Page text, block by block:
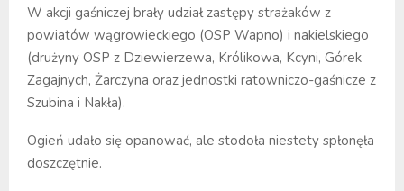
W akcji gaśniczej brały udział zastępy strażaków z
powiatów wągrowieckiego (OSP Wapno) i nakielskiego
(drużyny OSP z Dziewierzewa, Królikowa, Kcyni, Górek
Zagajnych, Żarczyna oraz jednostki ratowniczo-gaśnicze z
Szubina i Nakła).
Ogień udało się opanować, ale stodoła niestety spłonęła
doszczętnie.